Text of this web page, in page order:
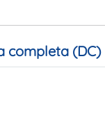
completa (DC)